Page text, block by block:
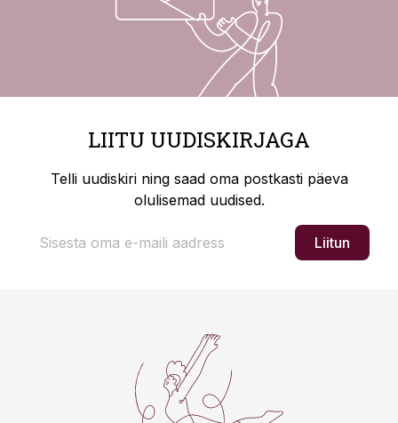
LIITU UUDISKIRJAGA
Telli uudiskiri ning saad oma postkasti päeva
olulisemad uudised.
Liitun